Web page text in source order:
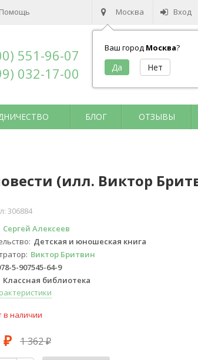
Москва
Ваш город Москва?
Вход
Помощь
551-96-07
032-17-00
на
БЛОГ ОТЗЫВЫ
(илл. Виктор
306884
Сергей Алексеев
Детская и юношеская книга
Виктор Бритвин
5-907545-64-9
Классная библиотека
в наличии
₽ 1 362₽